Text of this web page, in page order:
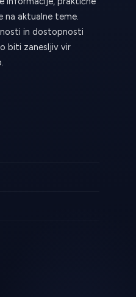
na aktualne teme.
in dostopnosti
biti zanesljiv vir